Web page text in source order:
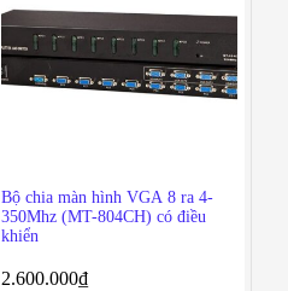
Bộ chia màn hình VGA 8 ra 4-
350Mhz (MT-804CH) có điều
khiển
2.600.000₫